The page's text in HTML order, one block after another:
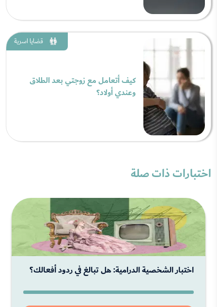
قضايا اسرية
كيف أتعامل مع زوجتي بعد الطلاق
وعندي أولاد؟
اختبارات ذات صلة
اختبار الشخصية الدرامية: هل تبالغ في ردود أفعالك؟